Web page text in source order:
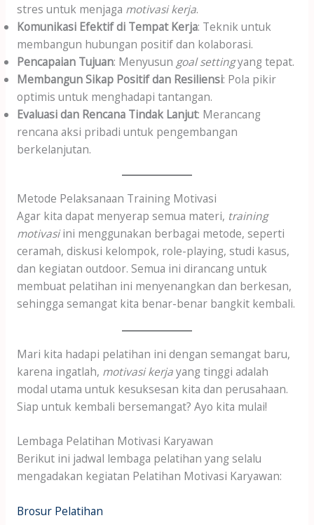
stres untuk menjaga motivasi kerja.
Komunikasi Efektif di Tempat Kerja: Teknik untuk
membangun hubungan positif dan kolaborasi.
Pencapaian Tujuan: Menyusun goal settingyang tepat.
Membangun Sikap Positif dan Resiliensi: Pola pikir
optimis untuk menghadapi tantangan.
Evaluasi dan Rencana Tindak Lanjut: Merancang
rencana aksi pribadi untuk pengembangan
berkelanjutan.
Metode Pelaksanaan Training Motivasi
Agar kita dapat menyerap semua materi, training
motivasiini menggunakan berbagai metode, seperti
ceramah, diskusi kelompok, role-playing, studi kasus,
dan kegiatan outdoor. Semua ini dirancang untuk
membuat pelatihan ini menyenangkan dan berkesan,
sehingga semangat kita benar-benar bangkit kembali.
Mari kita hadapi pelatihan ini dengan semangat baru,
karena ingatlah, motivasi kerjayang tinggi adalah
modal utama untuk kesuksesan kita dan perusahaan.
Siap untuk kembali bersemangat? Ayo kita mulai!
Lembaga Pelatihan Motivasi Karyawan
Berikut ini jadwal lembaga pelatihan yang selalu
mengadakan kegiatan Pelatihan Motivasi Karyawan:
Brosur Pelatihan